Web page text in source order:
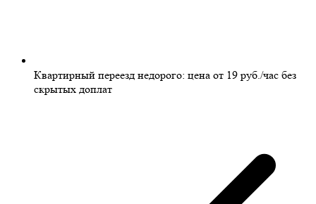
Квартирный переезд недорого: цена от 19 руб./час без
скрытых доплат